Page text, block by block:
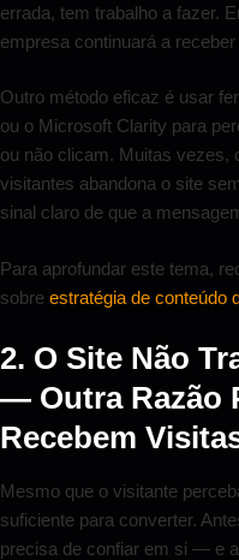
errada, tem trabalho a fazer.
empresa continuará a
Outro método eficaz é usar
ou o Microsoft Clarity para
ou não clicam. Muitas vezes,
visitantes abandona o site
sinal claro de que a
Para aprofundar este tema,
sobre estratégia de conteúdo
2. O Site Não
— Outra Razão
Recebem
Mesmo que o visitante
suficiente para converter.
precisa de confiar em si — e